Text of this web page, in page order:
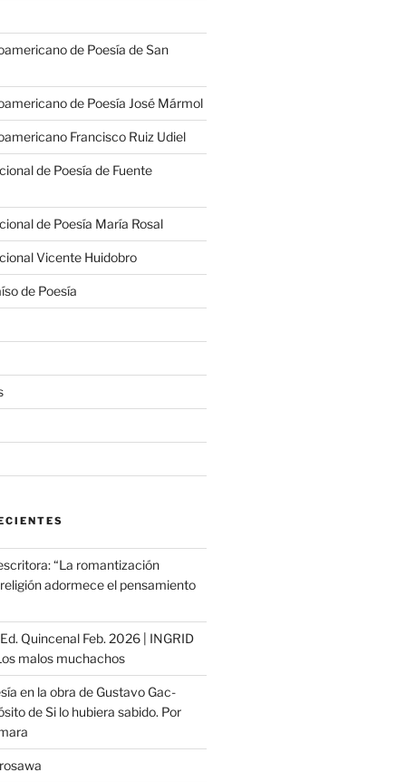
de Poesía de San
de Poesía José Mármol
Francisco Ruiz Udiel
de Poesía de Fuente
de Poesía María Rosal
Vicente Huidobro
de Poesía
“La romantización
adormece el pensamiento
Quincenal Feb. 2026 | INGRID
malos muchachos
en la obra de Gustavo Gac-
de Si lo hubiera sabido. Por